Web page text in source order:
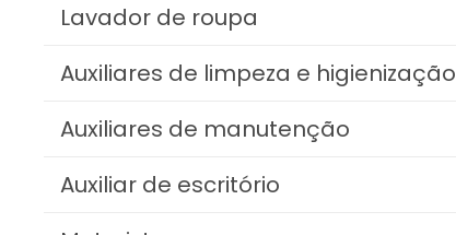
Lavador de roupa
Auxiliares de limpeza e higienização
Auxiliares de manutenção
Auxiliar de escritório